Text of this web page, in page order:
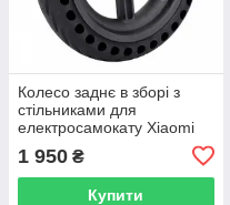
Колесо заднє в зборі з
стільниками для
електросамокату Xiaomi
M365, M365 Pro, M365 Pro
2
1 950 ₴
Купити